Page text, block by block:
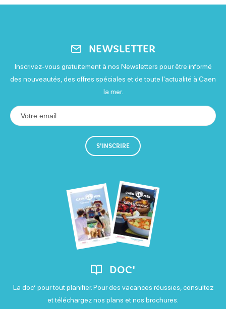
Moyens de paiement
NEWSLETTER
Inscrivez-vous gratuitement à nos Newsletters pour être informé
des nouveautés, des offres spéciales et de toute l'actualité à Caen
la mer.
S'INSCRIRE
DOC'
La doc’ pour tout planifier. Pour des vacances réussies, consultez
et téléchargez nos plans et nos brochures.